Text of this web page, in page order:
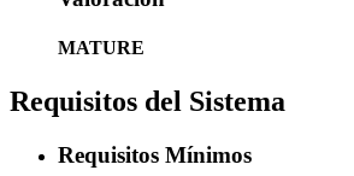
MATURE
Requisitos del Sistema
Requisitos Mínimos